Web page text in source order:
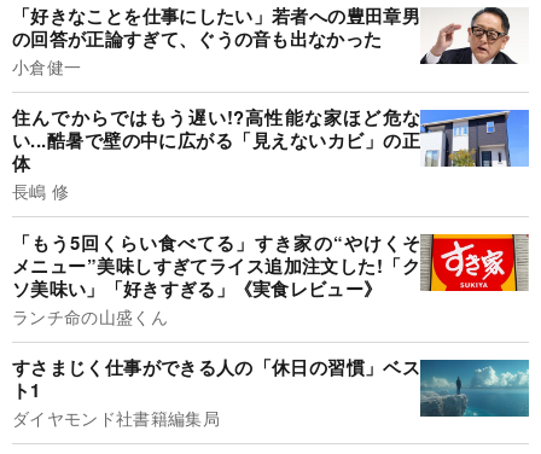
「好きなことを仕事にしたい」若者への豊田章男
の回答が正論すぎて、ぐうの音も出なかった
小倉健一
住んでからではもう遅い!?高性能な家ほど危な
い...酷暑で壁の中に広がる「見えないカビ」の正
体
長嶋 修
「もう5回くらい食べてる」すき家の“やけくそ
メニュー”美味しすぎてライス追加注文した!「ク
ソ美味い」「好きすぎる」《実食レビュー》
ランチ命の山盛くん
すさまじく仕事ができる人の「休日の習慣」ベス
ト1
ダイヤモンド社書籍編集局